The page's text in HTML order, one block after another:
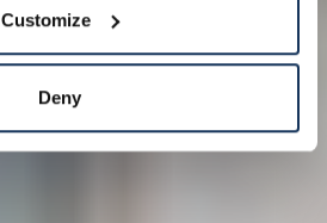
Customize
Deny